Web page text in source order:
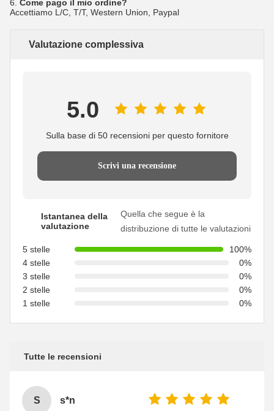
6. Come pago il mio ordine?
Accettiamo L/C, T/T, Western Union, Paypal
Valutazione complessiva
5.0
Sulla base di 50 recensioni per questo fornitore
Scrivi una recensione
Istantanea della
valutazione
Quella che segue è la
distribuzione di tutte le valutazioni
5 stelle
100%
4 stelle
0%
3 stelle
0%
2 stelle
0%
1 stelle
0%
Tutte le recensioni
S s*n